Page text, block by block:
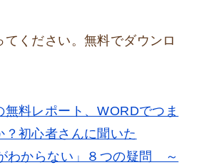
ください。無料でダウンロ
無料レポート、WORDでつま
初心者さんに聞いた
わからない」８つの疑問 ～